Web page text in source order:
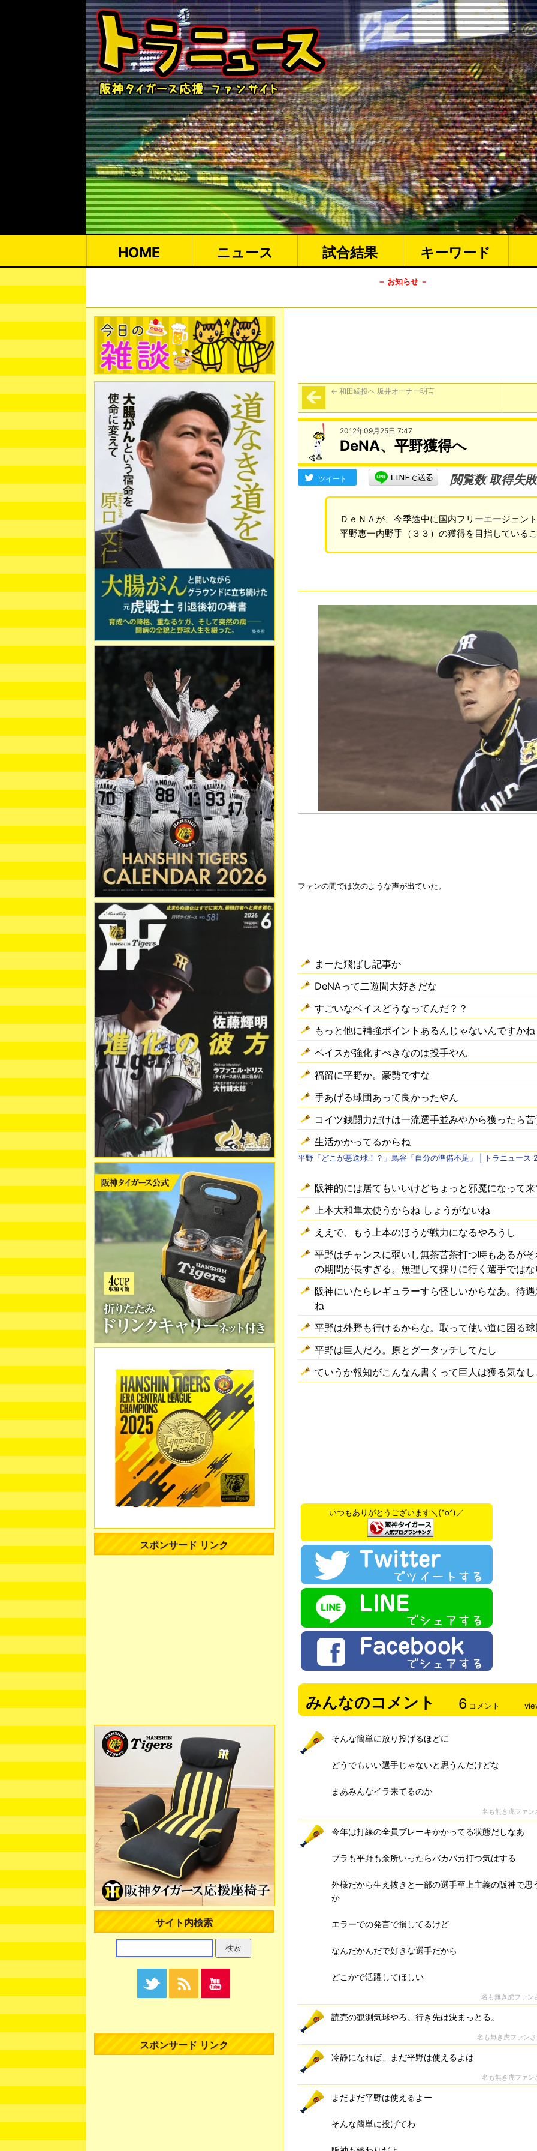
HOME ニュース 試合結果 キーワード
－ お知らせ －
← 和田続投へ 坂井オーナー明言
2012年09月25日 7:47
DeNA、平野獲得へ
ツイート 閲覧数 取得失敗
ＤｅＮＡが、今季途中に国内フリーエージェン
平野恵一内野手（３３）の獲得を目指している
ファンの間では次のような声が出ていた。
まーた飛ばし記事か
DeNAって二遊間大好きだな
すごいなベイスどうなってんだ？？
もっと他に補強ポイントあるんじゃないんですか
ベイスが強化すべきなのは投手やん
福留に平野か。豪勢ですな
手あげる球団あって良かったやん
コイツ銭闘力だけは一流選手並みやから獲ったら
生活かかってるからね
平野「どこが悪送球！？」鳥谷「自分の準備不足」 | トラニュース
阪神的には居てもいいけどちょっと邪魔になって
上本大和隼太使うからね しょうがないね
ええで、もう上本のほうが戦力になるやろうし
平野はチャンスに弱いし無茶苦茶打つ時もあるが
の期間が長すぎる。無理して採りに行く選手では
阪神にいたらレギュラーすら怪しいからなあ。待
ね
平野は外野も行けるからな。取って使い道に困る
平野は巨人だろ。原とグータッチしてたし
ていうか報知がこんなん書くって巨人は獲る気な
いつもありがとうございます＼(^o^)／
みんなのコメント 6 コメント
そんな簡単に放り投げるほどに
どうでもいい選手じゃないと思うんだけどな
まあみんなイラ来てるのか
名も無き虎ファン
今年は打線の全員ブレーキかかってる状態だしなあ
ブラも平野も余所いったらバカバカ打つ気はする
外様だから生え抜きと一部の選手至上主義の阪神で思
か
エラーでの発言で損してるけど
なんだかんだで好きな選手だから
どこかで活躍してほしい
名も無き虎ファン
読売の観測気球やろ。行き先は決まっとる。
名も無き虎ファン
冷静になれば、まだ平野は使えるよは
名も無き虎ファン
まだまだ平野は使えるよー
そんな簡単に投げてわ
スポンサード リンク
サイト内検索
スポンサード リンク